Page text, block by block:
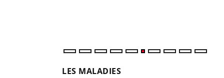
LES MALADIES